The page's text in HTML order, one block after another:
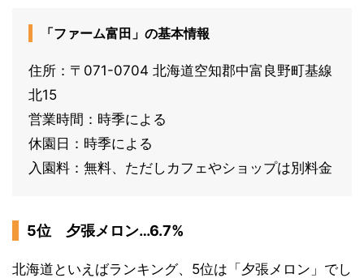
「ファーム富田」の基本情報
住所：〒071-0704 北海道空知郡中富良野町基線
北15
営業時間：時季による
休園日：時季による
入園料：無料、ただしカフェやショップは別料金
5位 夕張メロン…6.7%
北海道といえばランキング、5位は「夕張メロン」でし